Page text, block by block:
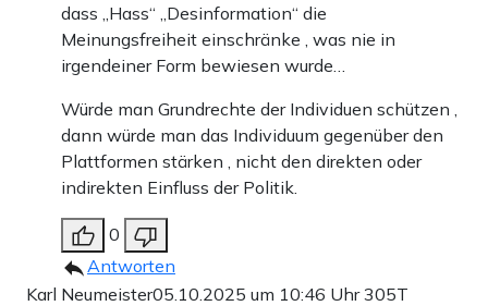
dass „Hass“ „Desinformation“ die
Meinungsfreiheit einschränke , was nie in
irgendeiner Form bewiesen wurde…
Würde man Grundrechte der Individuen schützen ,
dann würde man das Individuum gegenüber den
Plattformen stärken , nicht den direkten oder
indirekten Einfluss der Politik.
0
Antworten
Karl Neumeister05.10.2025 um 10:46 Uhr305T